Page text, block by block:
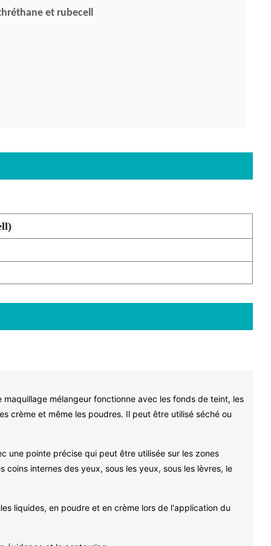
et rubecell
mélangeur fonctionne avec les fonds de teint, les
crème et même les poudres. Il peut être utilisé séché ou
une pointe précise qui peut être utilisée sur les zones
coins internes des yeux, sous les yeux, sous les lèvres, le
liquides, en poudre et en crème lors de l'application du